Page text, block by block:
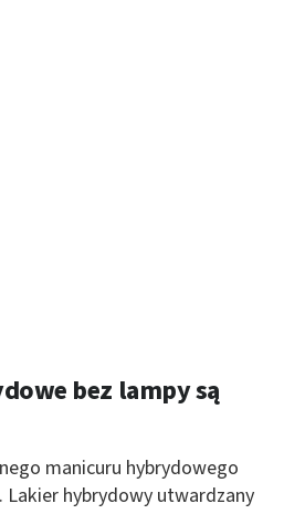
bez lampy są
manicuru hybrydowego
Lakier hybrydowy utwardzany